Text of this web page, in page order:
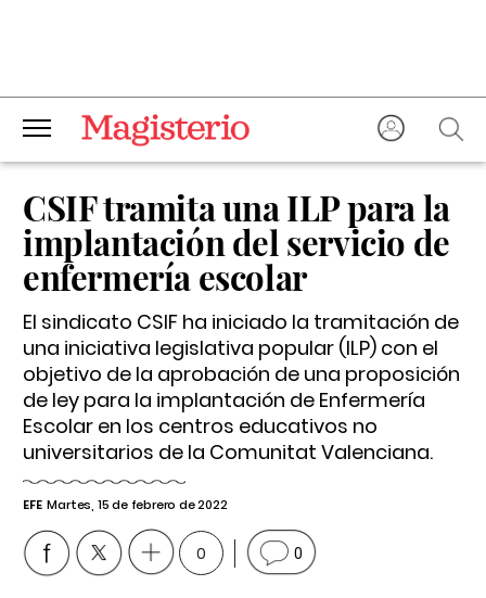
CSIF tramita una ILP para la
implantación del servicio de
enfermería escolar
El sindicato CSIF ha iniciado la tramitación de
una iniciativa legislativa popular (ILP) con el
objetivo de la aprobación de una proposición
de ley para la implantación de Enfermería
Escolar en los centros educativos no
universitarios de la Comunitat Valenciana.
EFE Martes, 15 de febrero de 2022
0 0